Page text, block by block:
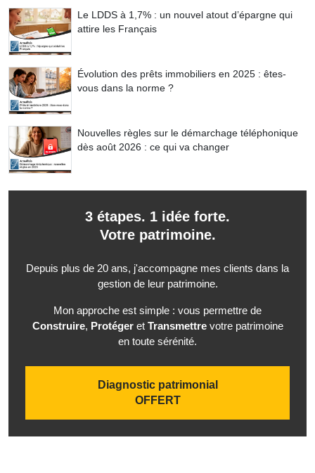
Le LDDS à 1,7% : un nouvel atout d’épargne qui
attire les Français
Évolution des prêts immobiliers en 2025 : êtes-
vous dans la norme ?
Nouvelles règles sur le démarchage téléphonique
dès août 2026 : ce qui va changer
3 étapes. 1 idée forte.
Votre patrimoine.
Depuis plus de 20 ans, j'accompagne mes clients dans la
gestion de leur patrimoine.
Mon approche est simple : vous permettre de
Construire, Protégeret Transmettrevotre patrimoine
en toute sérénité.
Diagnostic patrimonial
OFFERT